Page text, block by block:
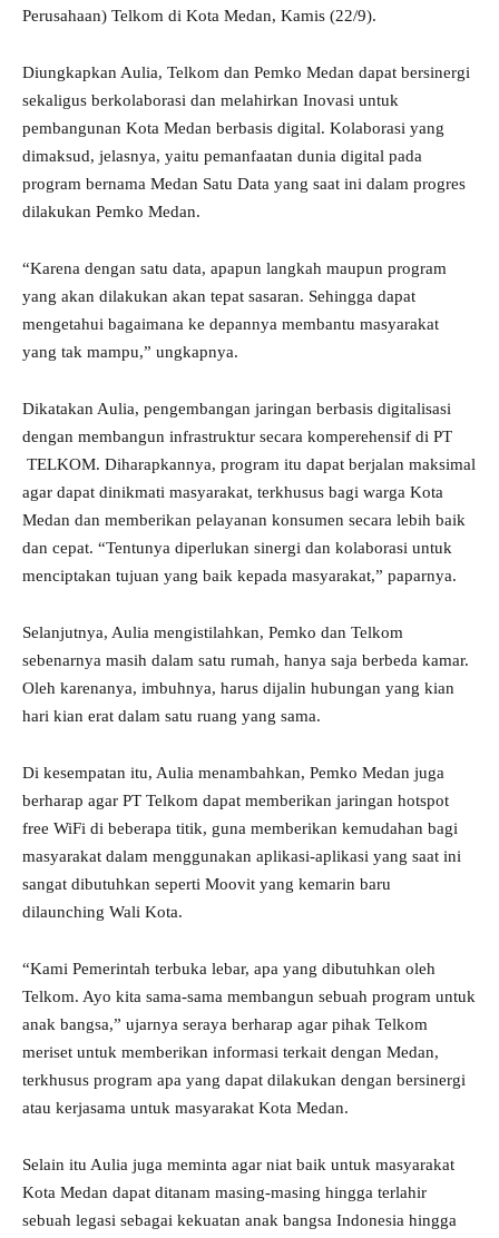
Perusahaan) Telkom di Kota Medan, Kamis (22/9).
Diungkapkan Aulia, Telkom dan Pemko Medan dapat bersinergi
sekaligus berkolaborasi dan melahirkan Inovasi untuk
pembangunan Kota Medan berbasis digital. Kolaborasi yang
dimaksud, jelasnya, yaitu pemanfaatan dunia digital pada
program bernama Medan Satu Data yang saat ini dalam progres
dilakukan Pemko Medan.
“Karena dengan satu data, apapun langkah maupun program
yang akan dilakukan akan tepat sasaran. Sehingga dapat
mengetahui bagaimana ke depannya membantu masyarakat
yang tak mampu,” ungkapnya.
Dikatakan Aulia, pengembangan jaringan berbasis digitalisasi
dengan membangun infrastruktur secara komperehensif di PT
TELKOM. Diharapkannya, program itu dapat berjalan maksimal
agar dapat dinikmati masyarakat, terkhusus bagi warga Kota
Medan dan memberikan pelayanan konsumen secara lebih baik
dan cepat. “Tentunya diperlukan sinergi dan kolaborasi untuk
menciptakan tujuan yang baik kepada masyarakat,” paparnya.
Selanjutnya, Aulia mengistilahkan, Pemko dan Telkom
sebenarnya masih dalam satu rumah, hanya saja berbeda kamar.
Oleh karenanya, imbuhnya, harus dijalin hubungan yang kian
hari kian erat dalam satu ruang yang sama.
Di kesempatan itu, Aulia menambahkan, Pemko Medan juga
berharap agar PT Telkom dapat memberikan jaringan hotspot
free WiFi di beberapa titik, guna memberikan kemudahan bagi
masyarakat dalam menggunakan aplikasi-aplikasi yang saat ini
sangat dibutuhkan seperti Moovit yang kemarin baru
dilaunching Wali Kota.
“Kami Pemerintah terbuka lebar, apa yang dibutuhkan oleh
Telkom. Ayo kita sama-sama membangun sebuah program untuk
anak bangsa,” ujarnya seraya berharap agar pihak Telkom
meriset untuk memberikan informasi terkait dengan Medan,
terkhusus program apa yang dapat dilakukan dengan bersinergi
atau kerjasama untuk masyarakat Kota Medan.
Selain itu Aulia juga meminta agar niat baik untuk masyarakat
Kota Medan dapat ditanam masing-masing hingga terlahir
sebuah legasi sebagai kekuatan anak bangsa Indonesia hingga